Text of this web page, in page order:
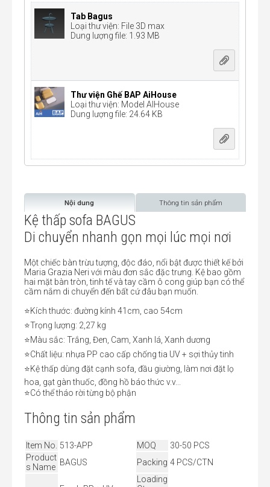
Tab Bagus
Loại thư viện: File 3D max
Dung lượng file: 1.93 MB
Thư viện Ghế BAP AiHouse
Loại thư viện: Model AIHouse
Dung lượng file: 24.64 KB
Nội dung Thông tin sản phẩm
Kệ thấp sofa BAGUS
Di chuyển nhanh gọn mọi lúc mọi nơi
Một chiếc bàn trừu tượng, độc đáo, nổi bật được thiết kế bởi
Maria Grazia Neri với màu đơn sắc đặc trưng. Kệ bao gồm
hai mặt bàn tròn, tinh tế và tay cầm ô cong giúp bạn có thể
cầm nắm di chuyển đến bất cứ đâu bạn muốn.
⭐️Kích thước: đường kính 41cm, cao 54cm
⭐️Trọng lượng: 2,27 kg
⭐️Màu sắc: Trắng, Đen, Cam, Xanh lá, Xanh dương
⭐️Chất liệu: nhựa PP cao cấp chống tia UV + sợi thủy tinh
⭐️Kệ thấp dùng đặt cạnh sofa, đầu giường, làm nơi đặt lọ
hoa, gạt gàn thuốc, đồng hồ báo thức v.v...
⭐️Có thể tháo rời từng bộ phận
Thông tin sản phẩm
Item No. 513-APP MOQ
30-50 PCS
Product
s Name BAGUS Packing 4 PCS/CTN
Loading